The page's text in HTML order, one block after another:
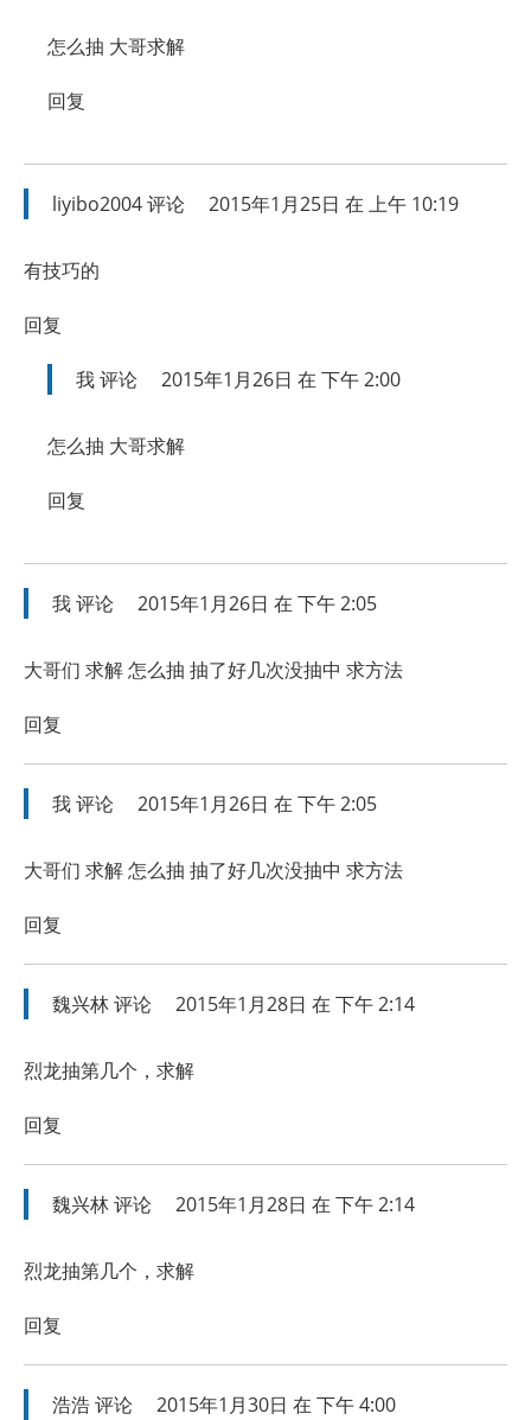
怎么抽 大哥求解
回复
liyibo2004评论 2015年1月25日 在 上午 10:19
有技巧的
回复
我评论 2015年1月26日 在 下午 2:00
怎么抽 大哥求解
回复
我评论 2015年1月26日 在 下午 2:05
大哥们 求解 怎么抽 抽了好几次没抽中 求方法
回复
我评论 2015年1月26日 在 下午 2:05
大哥们 求解 怎么抽 抽了好几次没抽中 求方法
回复
魏兴林评论 2015年1月28日 在 下午 2:14
烈龙抽第几个，求解
回复
魏兴林评论 2015年1月28日 在 下午 2:14
烈龙抽第几个，求解
回复
浩浩评论 2015年1月30日 在 下午 4:00